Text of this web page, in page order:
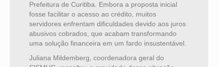
Prefeitura de Curitiba. Embora a proposta inicial
fosse facilitar o acesso ao crédito, muitos
servidores enfrentam dificuldades devido aos juros
abusivos cobrados, que acabam transformando
uma solução financeira em um fardo insustentável.
Juliana Mildemberg, coordenadora geral do